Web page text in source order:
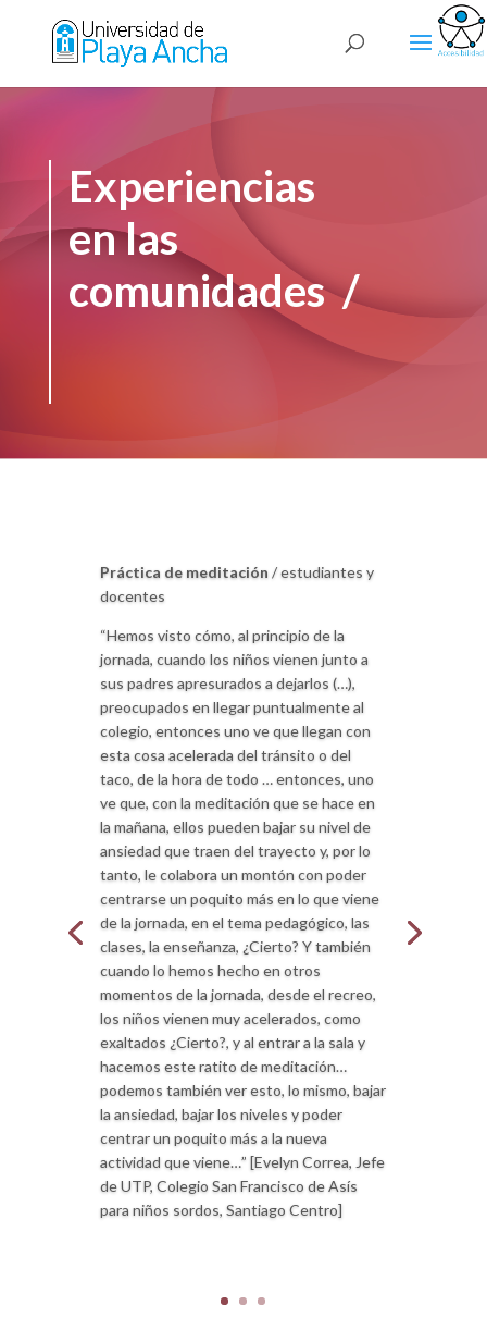
Experiencias
en las
comunidades /
Práctica de meditación / estudiantes y
docentes
“Hemos visto cómo, al principio de la
jornada, cuando los niños vienen junto a
sus padres apresurados a dejarlos (…),
preocupados en llegar puntualmente al
colegio, entonces uno ve que llegan con
esta cosa acelerada del tránsito o del
taco, de la hora de todo … entonces, uno
ve que, con la meditación que se hace en
la mañana, ellos pueden bajar su nivel de
ansiedad que traen del trayecto y, por lo
tanto, le colabora un montón con poder
centrarse un poquito más en lo que viene
de la jornada, en el tema pedagógico, las
clases, la enseñanza, ¿Cierto? Y también
cuando lo hemos hecho en otros
momentos de la jornada, desde el recreo,
los niños vienen muy acelerados, como
exaltados ¿Cierto?, y al entrar a la sala y
hacemos este ratito de meditación…
podemos también ver esto, lo mismo, bajar
la ansiedad, bajar los niveles y poder
centrar un poquito más a la nueva
actividad que viene…” [Evelyn Correa, Jefe
de UTP, Colegio San Francisco de Asís
para niños sordos, Santiago Centro]